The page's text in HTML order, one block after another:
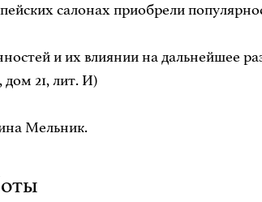
салонах приобрели
и их влиянии на дальнейшее
дом 21, лит. И)
Мельник.